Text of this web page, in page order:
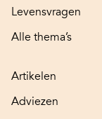
Levensvragen
Alle thema’s
Artikelen
Adviezen